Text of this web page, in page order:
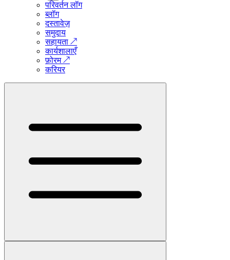
परिवर्तन लॉग
ब्लॉग
दस्तावेज़
समुदाय
सहायता ↗
कार्यशालाएँ
फ़ोरम↗
करियर